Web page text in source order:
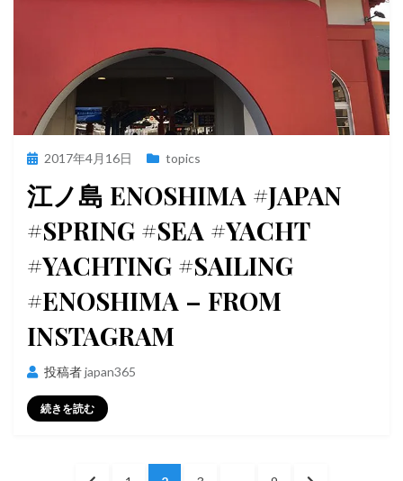
投
日:
2017年4月16日 topics
江ノ島 ENOSHIMA #JAPAN
#SPRING #SEA #YACHT
#YACHTING #SAILING
#ENOSHIMA – FROM
INSTAGRAM
投稿者japan365
続きを読む